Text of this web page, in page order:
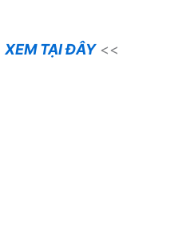
XEM TẠI ĐÂY<<